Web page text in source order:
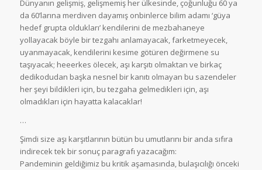
Dünyanın gelişmiş, gelişmemiş her ülkesinde, çoğunluğu 60 ya
da 60’larına merdiven dayamış onbinlerce bilim adamı ‘güya
hedef grupta oldukları’ kendilerini de mezbahaneye
yollayacak böyle bir tezgahı anlamayacak, farketmeyecek,
uyanmayacak, kendilerini kesime götüren değirmene su
taşıyacak; heeerkes ölecek, aşı karşıtı olmaktan ve birkaç
dedikodudan başka nesnel bir kanıtı olmayan bu sazendeler
her şeyi bildikleri için, bu tezgaha gelmedikleri için, aşı
olmadıkları için hayatta kalacaklar!
…
Şimdi size aşı karşıtlarının bütün bu umutlarını bir anda sıfıra
indirecek tek bir sonuç paragrafı yazacağım:
Pandeminin geldiğimiz bu kritik aşamasında, bulaşıcılığı önceki